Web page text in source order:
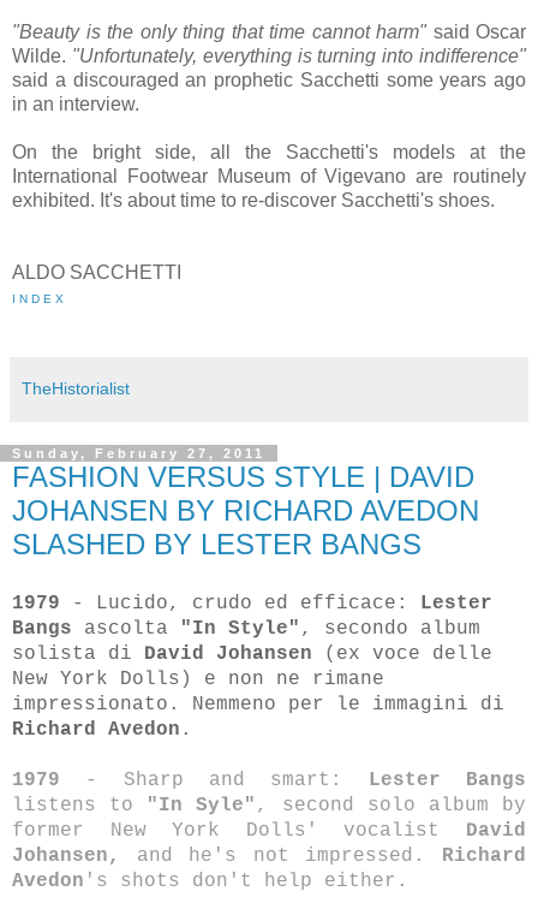
"Beauty is the only thing that time cannot harm" said Oscar
Wilde. "Unfortunately, everything is turning into indifference"
said a discouraged an prophetic Sacchetti some years ago
in an interview.
On the bright side, all the Sacchetti's models at the
International Footwear Museum of Vigevano are routinely
exhibited. It's about time to re-discover Sacchetti's shoes.
ALDO SACCHETTI
I N D E X
TheHistorialist
Sunday, February 27, 2011
FASHION VERSUS STYLE | DAVID
JOHANSEN BY RICHARD AVEDON
SLASHED BY LESTER BANGS
1979 - Lucido, crudo ed efficace:
Lester
Bangs ascolta "In Style" , secondo album
solista di David Johansen (ex voce delle
New York Dolls) e non ne rimane
impressionato. Nemmeno per le immagini di
Richard Avedon .
1979 - Sharp and smart:
Lester Bangs
listens to "In Syle" , second solo album by
former New York Dolls' vocalist David
Johansen, and he's not impressed.
Richard
Avedon 's shots don't help either.